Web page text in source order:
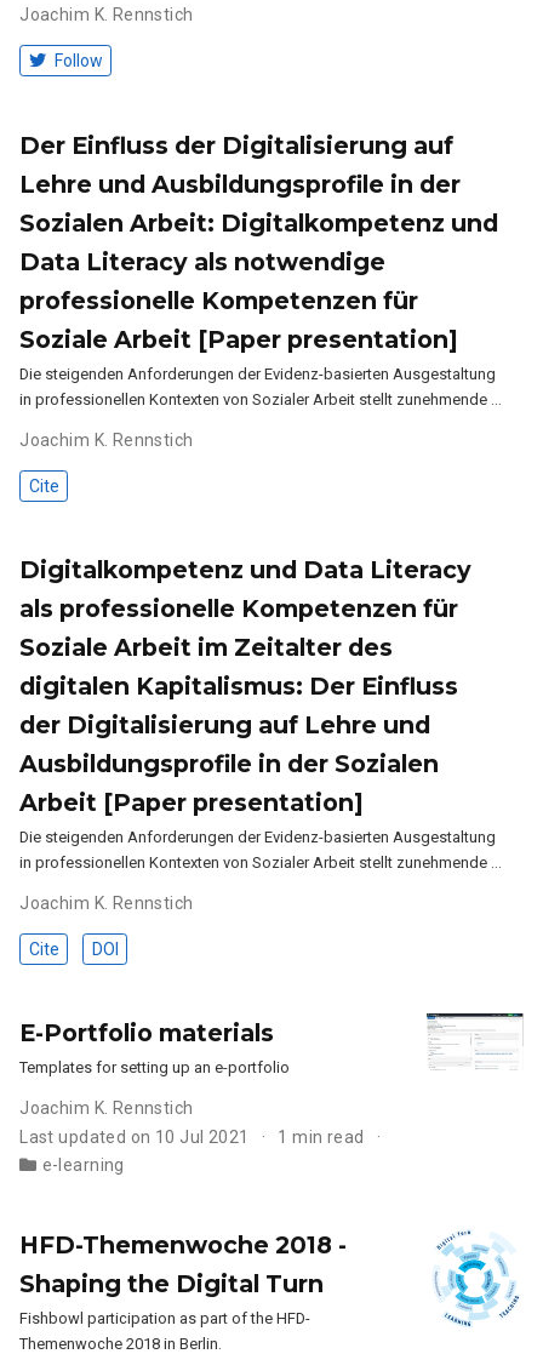
Joachim K. Rennstich
Follow
Der Einfluss der Digitalisierung auf
Lehre und Ausbildungsprofile in der
Sozialen Arbeit: Digitalkompetenz und
Data Literacy als notwendige
professionelle Kompetenzen für
Soziale Arbeit [Paper presentation]
Die steigenden Anforderungen der Evidenz-basierten Ausgestaltung
in professionellen Kontexten von Sozialer Arbeit stellt zunehmende …
Joachim K. Rennstich
Cite
Digitalkompetenz und Data Literacy
als professionelle Kompetenzen für
Soziale Arbeit im Zeitalter des
digitalen Kapitalismus: Der Einfluss
der Digitalisierung auf Lehre und
Ausbildungsprofile in der Sozialen
Arbeit [Paper presentation]
Die steigenden Anforderungen der Evidenz-basierten Ausgestaltung
in professionellen Kontexten von Sozialer Arbeit stellt zunehmende …
Joachim K. Rennstich
Cite DOI
E-Portfolio materials
Templates for setting up an e-portfolio
Joachim K. Rennstich
Last updated on 10 Jul 2021
1 min read
e-learning
HFD-Themenwoche 2018 -
Shaping the Digital Turn
Fishbowl participation as part of the HFD-
Themenwoche 2018 in Berlin.